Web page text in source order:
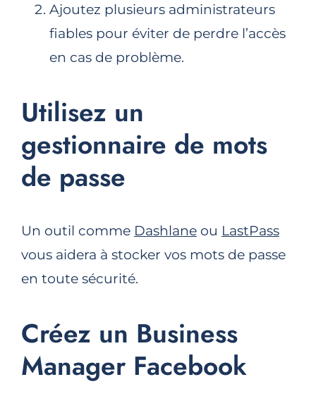
Ajoutez plusieurs administrateurs
fiables pour éviter de perdre l’accès
en cas de problème.
Utilisez un
gestionnaire de mots
de passe
Un outil comme Dashlaneou LastPass
vous aidera à stocker vos mots de passe
en toute sécurité.
Créez un Business
Manager Facebook